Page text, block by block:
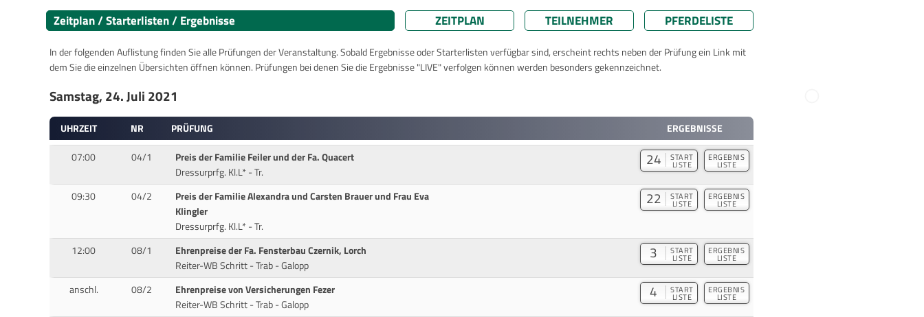
Zeitplan / Starterlisten / Ergebnisse ZEITPLAN TEILNEHMER PFERDELISTE
In der folgenden Auflistung finden Sie alle Prüfungen der Veranstaltung. Sobald Ergebnisse oder Starterlisten verfügbar sind, erscheint rechts neben der Prüfung ein Link mit
dem Sie die einzelnen Übersichten öffnen können. Prüfungen bei denen Sie die Ergebnisse "LIVE" verfolgen können werden besonders gekennzeichnet.
Samstag, 24. Juli 2021
UHRZEIT NR PRÜFUNG
ERGEBNISSE
07:00
04/1
Preis der Familie Feiler und der Fa. Quacert
Dressurprfg. Kl.L* - Tr.
24 START
LISTE
ERGEBNIS
LISTE
09:30 04/2
Preis der Familie Alexandra und Carsten Brauer und Frau Eva
Klingler
Dressurprfg. Kl.L* - Tr.
22 START
LISTE
ERGEBNIS
LISTE
12:00 08/1
Ehrenpreise der Fa. Fensterbau Czernik, Lorch
Reiter-WB Schritt - Trab - Galopp
3 START
LISTE
ERGEBNIS
LISTE
anschl. 08/2
Ehrenpreise von Versicherungen Fezer
Reiter-WB Schritt - Trab - Galopp
4 START
LISTE
ERGEBNIS
LISTE